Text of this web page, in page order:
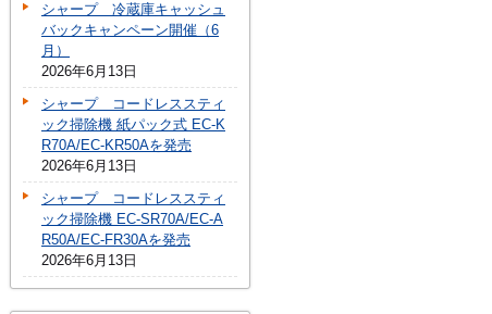
シャープ 冷蔵庫キャッシュ
バックキャンペーン開催（6
月）
2026年6月13日
シャープ コードレススティ
ック掃除機 紙パック式 EC-K
R70A/EC-KR50Aを発売
2026年6月13日
シャープ コードレススティ
ック掃除機 EC-SR70A/EC-A
R50A/EC-FR30Aを発売
2026年6月13日